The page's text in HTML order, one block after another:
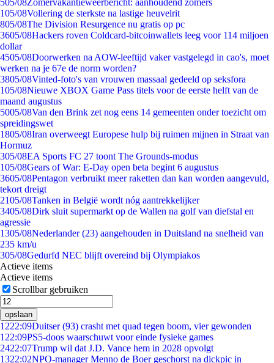
505/08Zomervakantieweerbericht: aanhoudend zomers
105/08Vollering de sterkste na lastige heuvelrit
805/08The Division Resurgence nu gratis op pc
3605/08Hackers roven Coldcard-bitcoinwallets leeg voor 114 miljoen
dollar
4505/08Doorwerken na AOW-leeftijd vaker vastgelegd in cao's, moet
werken na je 67e de norm worden?
3805/08Vinted-foto's van vrouwen massaal gedeeld op seksfora
105/08Nieuwe XBOX Game Pass titels voor de eerste helft van de
maand augustus
5005/08Van den Brink zet nog eens 14 gemeenten onder toezicht om
spreidingswet
1805/08Iran overweegt Europese hulp bij ruimen mijnen in Straat van
Hormuz
305/08EA Sports FC 27 toont The Grounds-modus
105/08Gears of War: E-Day open beta begint 6 augustus
3605/08Pentagon verbruikt meer raketten dan kan worden aangevuld,
tekort dreigt
2105/08Tanken in België wordt nóg aantrekkelijker
3405/08Dirk sluit supermarkt op de Wallen na golf van diefstal en
agressie
1305/08Nederlander (23) aangehouden in Duitsland na snelheid van
235 km/u
305/08Gedurfd NEC blijft overeind bij Olympiakos
Actieve items
Actieve items
Scrollbar gebruiken
opslaan
1222:09Duitser (93) crasht met quad tegen boom, vier gewonden
1 22:09PS5-doos waarschuwt voor einde fysieke games
2422:07Trump wil dat J.D. Vance hem in 2028 opvolgt
1322:02NPO-manager Menno de Boer geschorst na dickpic in